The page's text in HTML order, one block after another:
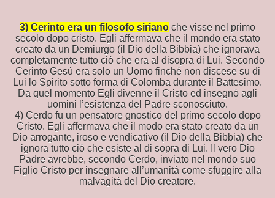
3) Cerinto era un filosofo siriano che visse nel primo
secolo dopo cristo. Egli affermava che il mondo era stato
creato da un Demiurgo (il Dio della Bibbia) che ignorava
completamente tutto ciò che era al disopra di Lui. Secondo
Cerinto Gesù era solo un Uomo finchè non discese su di
Lui lo Spirito sotto forma di Colomba durante il Battesimo.
Da quel momento Egli divenne il Cristo ed insegnò agli
uomini l’esistenza del Padre sconosciuto.
4) Cerdo fu un pensatore gnostico del primo secolo dopo
Cristo. Egli affermava che il modo era stato creato da un
Dio arrogante, iroso e vendicativo (il Dio della Bibbia) che
ignora tutto ciò che esiste al di sopra di Lui. Il vero Dio
Padre avrebbe, secondo Cerdo, inviato nel mondo suo
Figlio Cristo per insegnare all’umanità come sfuggire alla
malvagità del Dio creatore.
CONOSCENZA.